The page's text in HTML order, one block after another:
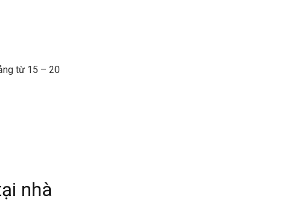
từ 15 – 20
nhà